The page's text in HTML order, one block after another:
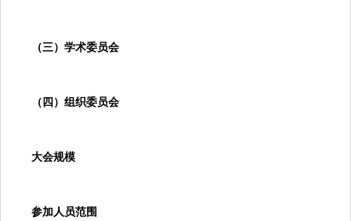
（三）学术委员会
（四）组织委员会
大会规模
参加人员范围